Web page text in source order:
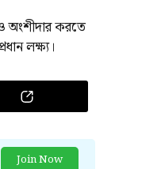
অংশীদার করতে
লক্ষ্য।
Join Now